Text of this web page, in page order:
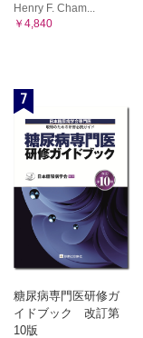
Henry F. Cham...
￥4,840
7
糖尿病専門医研修ガ
イドブック 改訂第
10版